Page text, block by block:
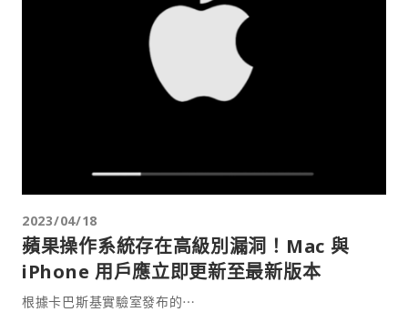
2023/04/18
蘋果操作系統存在高級別漏洞！Mac 與
iPhone 用戶應立即更新至最新版本
根據卡巴斯基實驗室發布的⋯